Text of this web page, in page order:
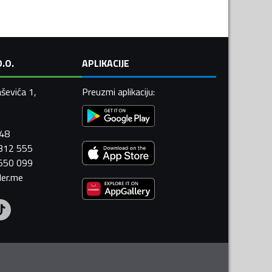
1,
555
099
APLIKACIJE
Preuzmi aplikaciju: